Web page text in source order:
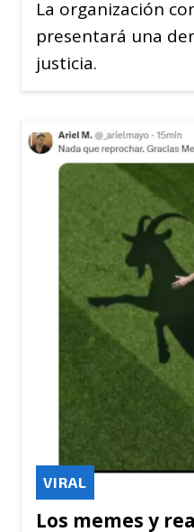
La organización
presentará una
justicia.
Los memes y
VIRAL